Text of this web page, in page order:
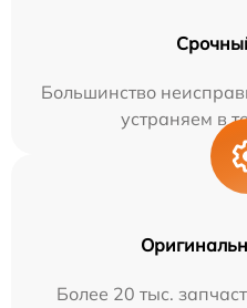
Большинство
устраняем в
Более 20 тыс.